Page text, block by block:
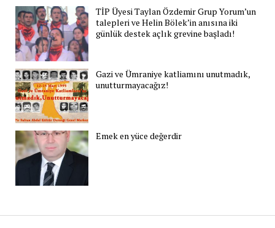
TİP Üyesi Taylan Özdemir Grup Yorum’un
talepleri ve Helin Bölek’in anısına iki
günlük destek açlık grevine başladı!
Gazi ve Ümraniye katliamını unutmadık,
unutturmayacağız!
Emek en yüce değerdir